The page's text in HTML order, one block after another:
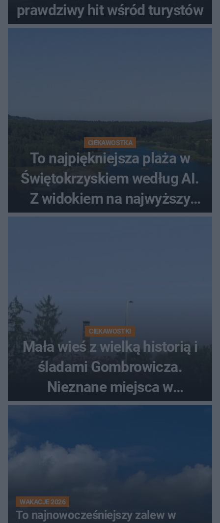
prawdziwy hit wśród turystów
CIEKAWOSTKA
To najpiękniejsza plaża w
Świętokrzyskiem według AI.
Z widokiem na najwyższy
szczyt Gór Świętokrzyskich
CIEKAWOSTKI
Mała wieś z wielką historią i
śladami Gombrowicza.
Nieznane miejsca w
Świętokrzyskiem
WAKACJE 2026
To najnowocześniejszy zalew w